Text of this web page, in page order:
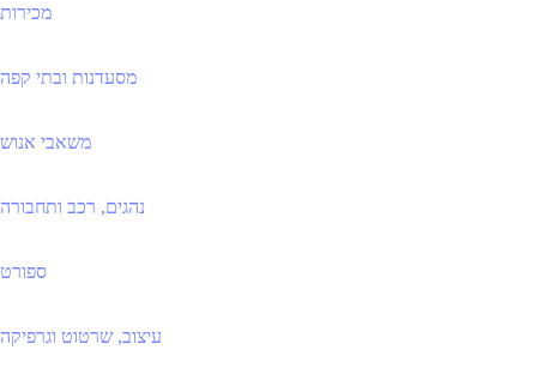
מכירות
מסעדנות ובתי קפה
משאבי אנוש
נהגים, רכב ותחבורה
ספורט
עיצוב, שרטוט וגרפיקה